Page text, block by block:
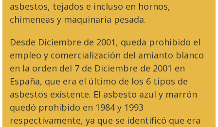
asbestos, tejados e incluso en hornos,
chimeneas y maquinaria pesada.
Desde Diciembre de 2001, queda prohibido el
empleo y comercialización del amianto blanco
en la orden del 7 de Diciembre de 2001 en
España, que era el último de los 6 tipos de
asbestos existente. El asbesto azul y marrón
quedó prohibido en 1984 y 1993
respectivamente, ya que se identificó que era